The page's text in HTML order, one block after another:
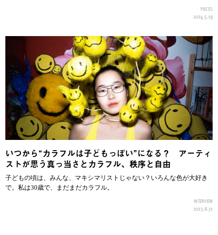
PIECES
2024.5.19
いつから“カラフルは子どもっぽい”になる？ アーティ
ストが思う真っ当さとカラフル、秩序と自由
子どもの頃は、みんな、マキシマリストじゃない？いろんな色が大好き
で。私は30歳で、まだまだカラフル。
INTERVIEW
2023.8.31